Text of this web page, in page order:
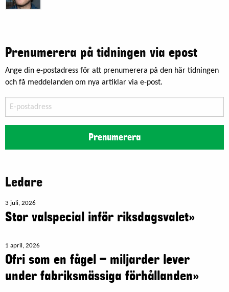
Prenumerera på tidningen via epost
Ange din e-postadress för att prenumerera på den här tidningen
och få meddelanden om nya artiklar via e-post.
postadress
Prenumerera
Ledare
3 juli, 2026
Stor valspecial inför riksdagsvalet»
1 april, 2026
Ofri som en fågel – miljarder lever
under fabriksmässiga förhållanden»